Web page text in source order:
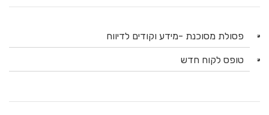
פסולת מסוכנת -מידע וקודים לדיווח
טופס לקוח חדש